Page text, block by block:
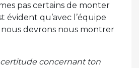
pas certains de monter
évident qu’avec l’équipe
devrons nous montrer
concernant ton